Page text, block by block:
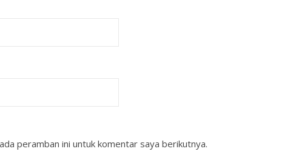
peramban ini untuk komentar saya berikutnya.